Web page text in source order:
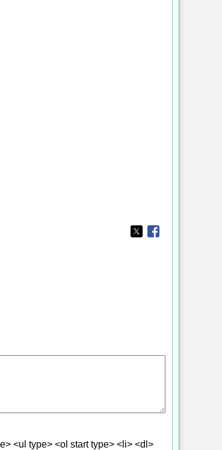
Opens in a new
Opens in a new
<ul type> <ol start type> <li> <dl>